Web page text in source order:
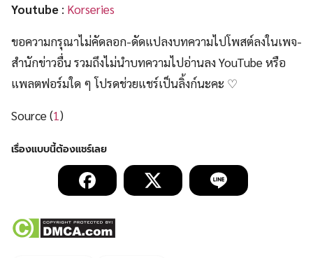
Youtube : Korseries
ขอความกรุณาไม่คัดลอก-ดัดแปลงบทความไปโพสต์ลงในเพจ-
สำนักข่าวอื่น รวมถึงไม่นำบทความไปอ่านลง YouTube หรือ
แพลตฟอร์มใด ๆ โปรดช่วยแชร์เป็นลิ้งก์นะคะ ♡
Source (1)